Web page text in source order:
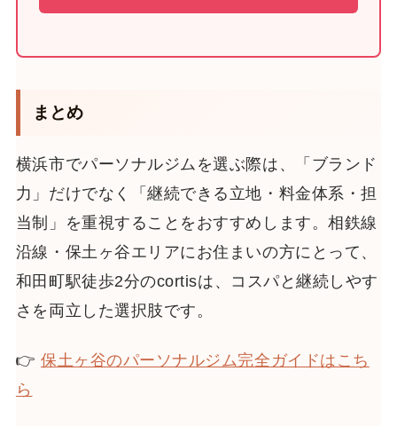
まとめ
横浜市でパーソナルジムを選ぶ際は、「ブランド
力」だけでなく「継続できる立地・料金体系・担
当制」を重視することをおすすめします。相鉄線
沿線・保土ヶ谷エリアにお住まいの方にとって、
和田町駅徒歩2分のcortisは、コスパと継続しやす
さを両立した選択肢です。
👉 保土ヶ谷のパーソナルジム完全ガイドはこち
ら